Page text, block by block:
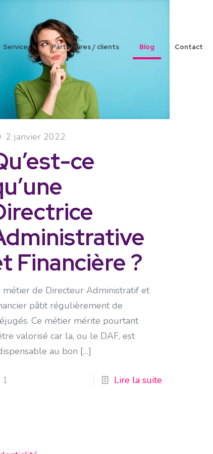
Services Partenaires / clients Blog Contact
2 janvier 2022
ce
Financière ?
métier de Directeur Administratif et
pâtit régulièrement de
Ce métier mérite pourtant
valorisé car la, ou le DAF, est
au bon […]
1 Lire la suite